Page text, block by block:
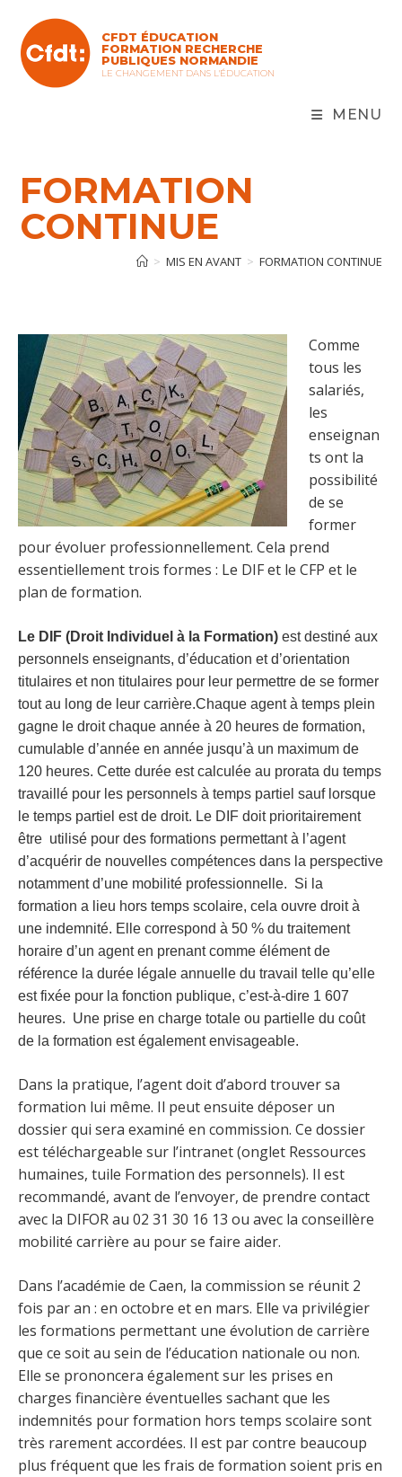
content
CFDT ÉDUCATION
FORMATION RECHERCHE
PUBLIQUES NORMANDIE
LE CHANGEMENT DANS L'ÉDUCATION
MENU
FORMATION
CONTINUE
> MIS EN AVANT > FORMATION CONTINUE
Comme
tous les
salariés,
les
enseignan
ts ont la
possibilité
de se
former
pour évoluer professionnellement. Cela prend
essentiellement trois formes : Le DIF et le CFP et le
plan de formation.
Le DIF (Droit Individuel à la Formation) est destiné aux
personnels enseignants, d’éducation et d’orientation
titulaires et non titulaires pour leur permettre de se former
tout au long de leur carrière.Chaque agent à temps plein
gagne le droit chaque année à 20 heures de formation,
cumulable d’année en année jusqu’à un maximum de
120 heures. Cette durée est calculée au prorata du temps
travaillé pour les personnels à temps partiel sauf lorsque
le temps partiel est de droit. Le DIF doit prioritairement
être utilisé pour des formations permettant à l’agent
d’acquérir de nouvelles compétences dans la perspective
notamment d’une mobilité professionnelle. Si la
formation a lieu hors temps scolaire, cela ouvre droit à
une indemnité. Elle correspond à 50 % du traitement
horaire d’un agent en prenant comme élément de
référence la durée légale annuelle du travail telle qu’elle
est fixée pour la fonction publique, c’est-à-dire 1 607
heures. Une prise en charge totale ou partielle du coût
de la formation est également envisageable.
Dans la pratique, l’agent doit d’abord trouver sa
formation lui même. Il peut ensuite déposer un
dossier qui sera examiné en commission. Ce dossier
est téléchargeable sur l’intranet (onglet Ressources
humaines, tuile Formation des personnels). Il est
recommandé, avant de l’envoyer, de prendre contact
avec la DIFOR au 02 31 30 16 13 ou avec la conseillère
mobilité carrière au pour se faire aider.
Dans l’académie de Caen, la commission se réunit 2
fois par an : en octobre et en mars. Elle va privilégier
les formations permettant une évolution de carrière
que ce soit au sein de l’éducation nationale ou non.
Elle se prononcera également sur les prises en
charges financière éventuelles sachant que les
indemnités pour formation hors temps scolaire sont
très rarement accordées. Il est par contre beaucoup
plus fréquent que les frais de formation soient pris en